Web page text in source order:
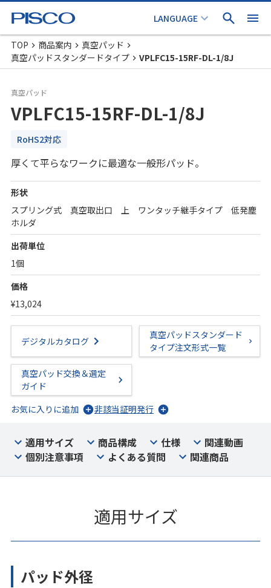
TOP 商品案内
真空パッド
真空パッドスタンダードタイプ
VPLFC15-15RF-DL-1/8J
真空パッド
VPLFC15-15RF-DL-1/8J
RoHS2対応
厚くて平らなワークに最適な一般形パッド。
形状
スプリング式 真空取出口 上 ワンタッチ継手タイプ 低発塵
ホルダ
出荷単位
1個
価格
¥13,024
デジタルカタログ
真空パッドスタンダード
タイプ注文形式一覧
真空パッド交換＆選定
ガイド
お気に入りに追加
非該当証明発行
適用サイズ 商品構成 仕様
関連動画
個別注意事項
よくある質問 関連商品
適用サイズ
パッド外径